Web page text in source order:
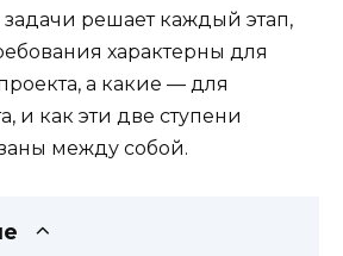
решает каждый этап,
характерны для
а какие — для
и как эти две ступени
между собой.